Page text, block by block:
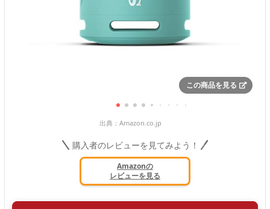
この商品を見る
出典： Amazon.co.jp
購入者のレビューを見てみよう！
Amazonの
レビューを見る